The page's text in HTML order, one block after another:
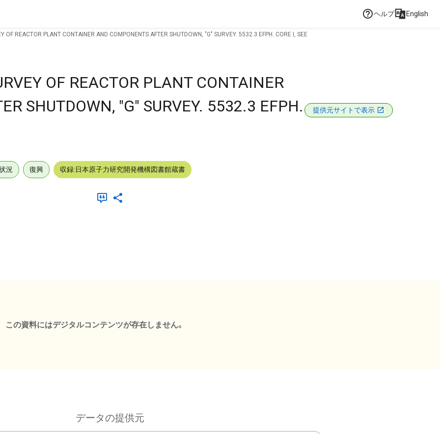
ヘルプ English
OF REACTOR PLANT CONTAINER AND COMPONENTS AFTER SHUTDOWN, "G" SURVEY. 5532.3 EFPH. CORE I, SEE
OF REACTOR PLANT CONTAINER
SHUTDOWN, "G" SURVEY. 5532.3 EFPH.
提供元サイトで表示
況 復興 収録:日本原子力研究開発機構図書館蔵書
この資料にはデジタルコンテンツが存在しません。
データの提供元